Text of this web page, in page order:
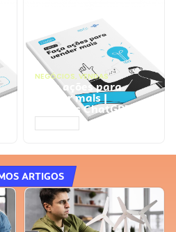
NEGÓCIOS, VENDAS
Faça ações para
vender mais |
Prompts ChatGPT
ARTIGOS